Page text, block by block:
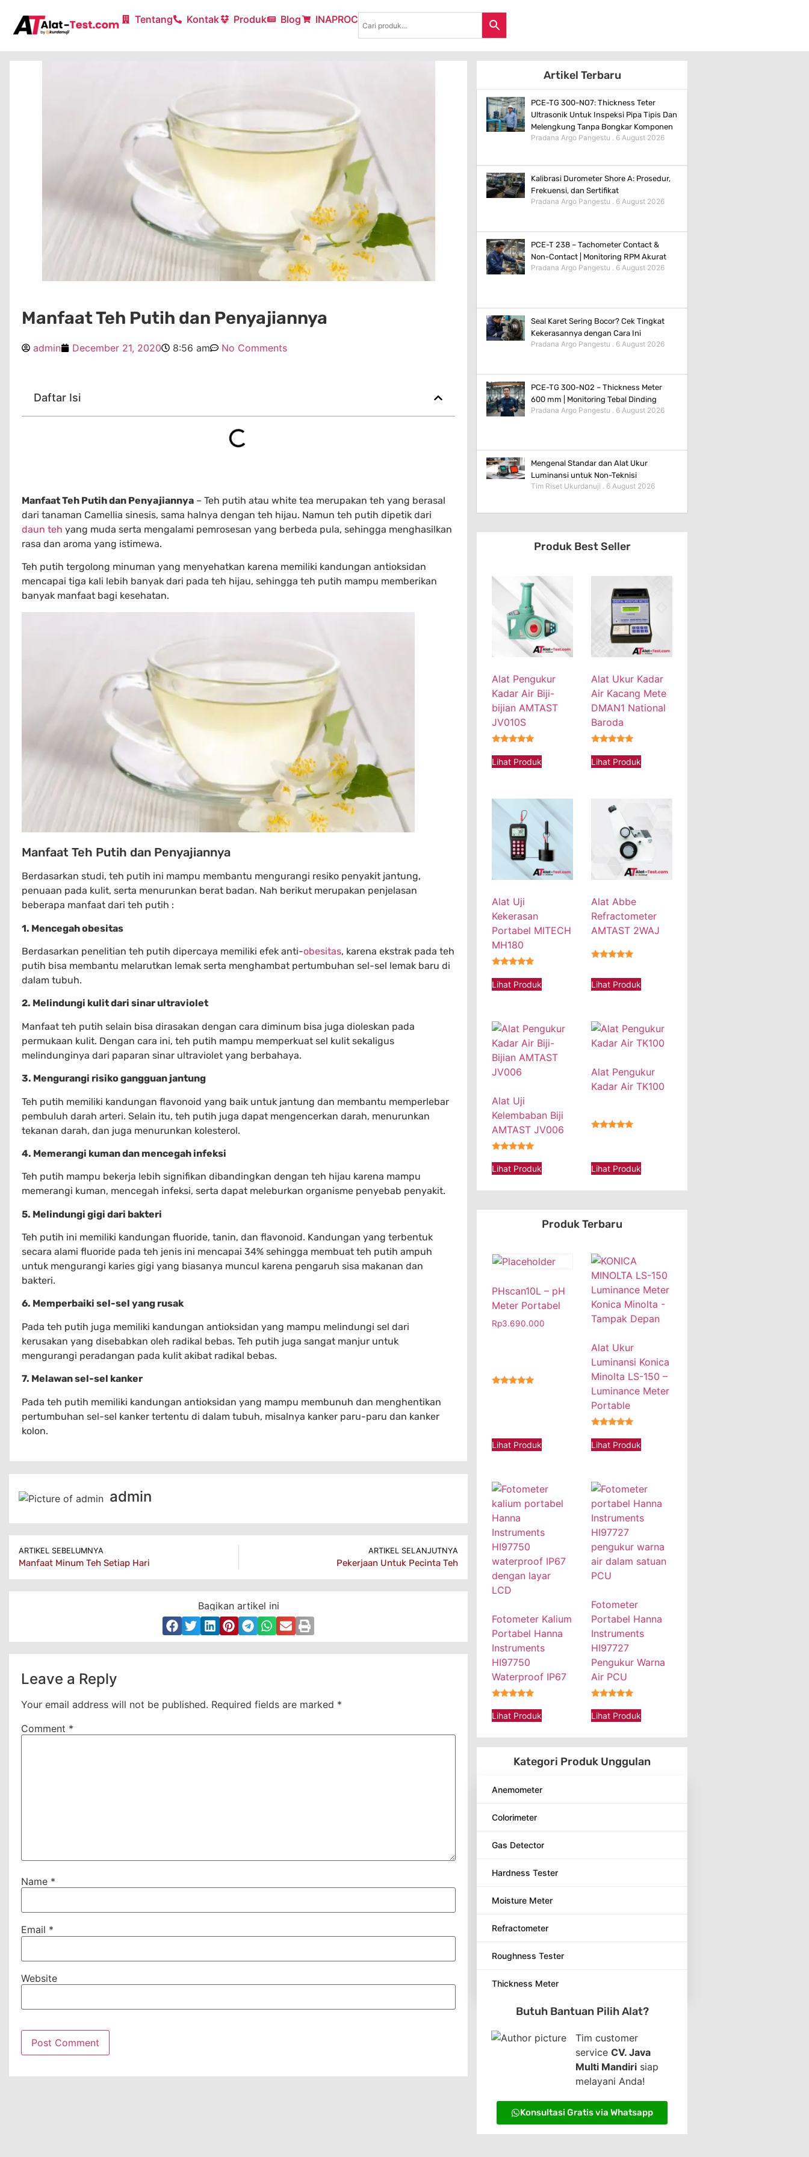
Tentang Kontak Produk Blog INAPROC
Manfaat Teh Putih dan Penyajiannya
admin December 21, 2020 8:56 am No Comments
Daftar Isi
Manfaat Teh Putih dan Penyajiannya – Teh putih atau white tea merupakan teh yang berasal
dari tanaman Camellia sinesis, sama halnya dengan teh hijau. Namun teh putih dipetik dari
daun teh yang muda serta mengalami pemrosesan yang berbeda pula, sehingga menghasilkan
rasa dan aroma yang istimewa.
Teh putih tergolong minuman yang menyehatkan karena memiliki kandungan antioksidan
mencapai tiga kali lebih banyak dari pada teh hijau, sehingga teh putih mampu memberikan
banyak manfaat bagi kesehatan.
Manfaat Teh Putih dan Penyajiannya
Berdasarkan studi, teh putih ini mampu membantu mengurangi resiko penyakit jantung,
penuaan pada kulit, serta menurunkan berat badan. Nah berikut merupakan penjelasan
beberapa manfaat dari teh putih :
1. Mencegah obesitas
Berdasarkan penelitian teh putih dipercaya memiliki efek anti-obesitas, karena ekstrak pada teh
putih bisa membantu melarutkan lemak serta menghambat pertumbuhan sel-sel lemak baru di
dalam tubuh.
2. Melindungi kulit dari sinar ultraviolet
Manfaat teh putih selain bisa dirasakan dengan cara diminum bisa juga dioleskan pada
permukaan kulit. Dengan cara ini, teh putih mampu memperkuat sel kulit sekaligus
melindunginya dari paparan sinar ultraviolet yang berbahaya.
3. Mengurangi risiko gangguan jantung
Teh putih memiliki kandungan flavonoid yang baik untuk jantung dan membantu memperlebar
pembuluh darah arteri. Selain itu, teh putih juga dapat mengencerkan darah, menurunkan
tekanan darah, dan juga menurunkan kolesterol.
4. Memerangi kuman dan mencegah infeksi
Teh putih mampu bekerja lebih signifikan dibandingkan dengan teh hijau karena mampu
memerangi kuman, mencegah infeksi, serta dapat meleburkan organisme penyebab penyakit.
5. Melindungi gigi dari bakteri
Teh putih ini memiliki kandungan fluoride, tanin, dan flavonoid. Kandungan yang terbentuk
secara alami fluoride pada teh jenis ini mencapai 34% sehingga membuat teh putih ampuh
untuk mengurangi karies gigi yang biasanya muncul karena pengaruh sisa makanan dan
bakteri.
6. Memperbaiki sel-sel yang rusak
Pada teh putih juga memiliki kandungan antioksidan yang mampu melindungi sel dari
kerusakan yang disebabkan oleh radikal bebas. Teh putih juga sangat manjur untuk
mengurangi peradangan pada kulit akibat radikal bebas.
7. Melawan sel-sel kanker
Pada teh putih memiliki kandungan antioksidan yang mampu membunuh dan menghentikan
pertumbuhan sel-sel kanker tertentu di dalam tubuh, misalnya kanker paru-paru dan kanker
kolon.
admin
ARTIKEL SEBELUMNYA
Manfaat Minum Teh Setiap Hari
ARTIKEL SELANJUTNYA
Pekerjaan Untuk Pecinta Teh
Bagikan artikel ini
Leave a Reply
Your email address will not be published. Required fields are marked *
Comment *
Name *
Email *
Website
Artikel Terbaru
PCE-TG 300-NO7: Thickness Teter
Ultrasonik Untuk Inspeksi Pipa Tipis Dan
Melengkung Tanpa Bongkar Komponen
Pradana Argo Pangestu
6 August 2026
Kalibrasi Durometer Shore A: Prosedur,
Frekuensi, dan Sertifikat
Pradana Argo Pangestu
6 August 2026
PCE-T 238 – Tachometer Contact &
Non-Contact | Monitoring RPM Akurat
Pradana Argo Pangestu
6 August 2026
Seal Karet Sering Bocor? Cek Tingkat
Kekerasannya dengan Cara Ini
Pradana Argo Pangestu
6 August 2026
PCE-TG 300-NO2 – Thickness Meter
600 mm | Monitoring Tebal Dinding
Pradana Argo Pangestu
6 August 2026
Mengenal Standar dan Alat Ukur
Luminansi untuk Non-Teknisi
Tim Riset Ukurdanuji
6 August 2026
Produk Best Seller
Alat Pengukur
Kadar Air Biji-
bijian AMTAST
JV010S
Lihat Produk
Alat Ukur Kadar
Air Kacang Mete
DMAN1 National
Baroda
Lihat Produk
Alat Uji
Kekerasan
Portabel MITECH
MH180
Lihat Produk
Alat Abbe
Refractometer
AMTAST 2WAJ
Lihat Produk
Alat Uji
Kelembaban Biji
AMTAST JV006
Lihat Produk
Alat Pengukur
Kadar Air TK100
Lihat Produk
Produk Terbaru
PHscan10L – pH
Meter Portabel
Rp3.690.000
Lihat Produk
Alat Ukur
Luminansi Konica
Minolta LS-150 –
Luminance Meter
Portable
Lihat Produk
Fotometer Kalium
Portabel Hanna
Instruments
HI97750
Waterproof IP67
Lihat Produk
Fotometer
Portabel Hanna
Instruments
HI97727
Pengukur Warna
Air PCU
Lihat Produk
Kategori Produk Unggulan
Anemometer
Colorimeter
Gas Detector
Hardness Tester
Moisture Meter
Refractometer
Roughness Tester
Thickness Meter
Butuh Bantuan Pilih Alat?
Tim customer
serviceCV. Java
Multi Mandiri siap
melayani Anda!
Konsultasi Gratis via Whatsapp